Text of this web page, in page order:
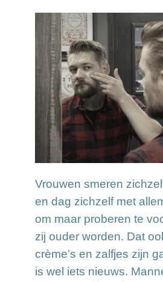
Vrouwen smeren
en dag zichzelf met
om maar proberen te
zij ouder worden. Dat
crème’s en zalfjes zijn
is wel iets nieuws.